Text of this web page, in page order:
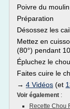
Poivre du moulin
Préparation
Désossez les
Mettez en
(80°) pendant
Épluchez le
Faites cuire le
→ 4 Vidéos (et
Voir également :
Recette Chou